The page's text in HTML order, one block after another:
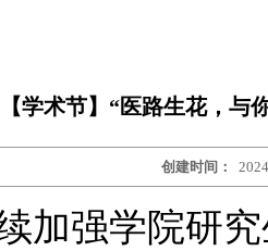
【学术节】“医路生花，
创建时间：
加强学院研